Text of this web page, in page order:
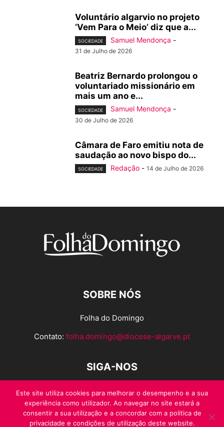
Voluntário algarvio no projeto
‘Vem Para o Meio’ diz que a...
SOCIEDADE Samuel Mendonça -
31 de Julho de 2026
Beatriz Bernardo prolongou o
voluntariado missionário em
mais um ano e...
SOCIEDADE Samuel Mendonça -
30 de Julho de 2026
Câmara de Faro emitiu nota de
saudação ao novo bispo do...
SOCIEDADE Redação - 14 de Julho de 2026
SOBRE NÓS
Folha do Domingo
Contato: folha.domingo@diocese-algarve.pt
SIGA-NOS
Este site utiliza cookies para melhorar o desempenho e a sua
experiência como utilizador. Ao navegar no site estará a
consentir a sua utilização e a concordar com a politica de
privacidade e condições de utilização deste website.